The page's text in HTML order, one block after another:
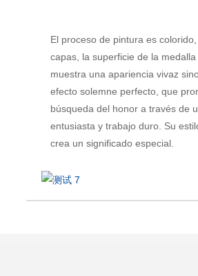
El proceso de pintura es
capas, la superficie de la
muestra una apariencia vivaz
efecto solemne perfecto, que
búsqueda del honor a través de
entusiasta y trabajo duro. Su
crea un significado especial.